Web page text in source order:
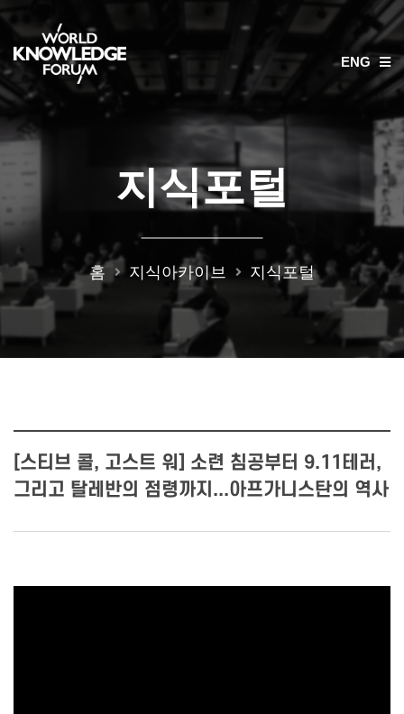
ENG
지식포털
홈 지식아카이브 지식포털
[스티브 콜, 고스트 워] 소련 침공부터 9.11테러,
그리고 탈레반의 점령까지...아프가니스탄의 역사